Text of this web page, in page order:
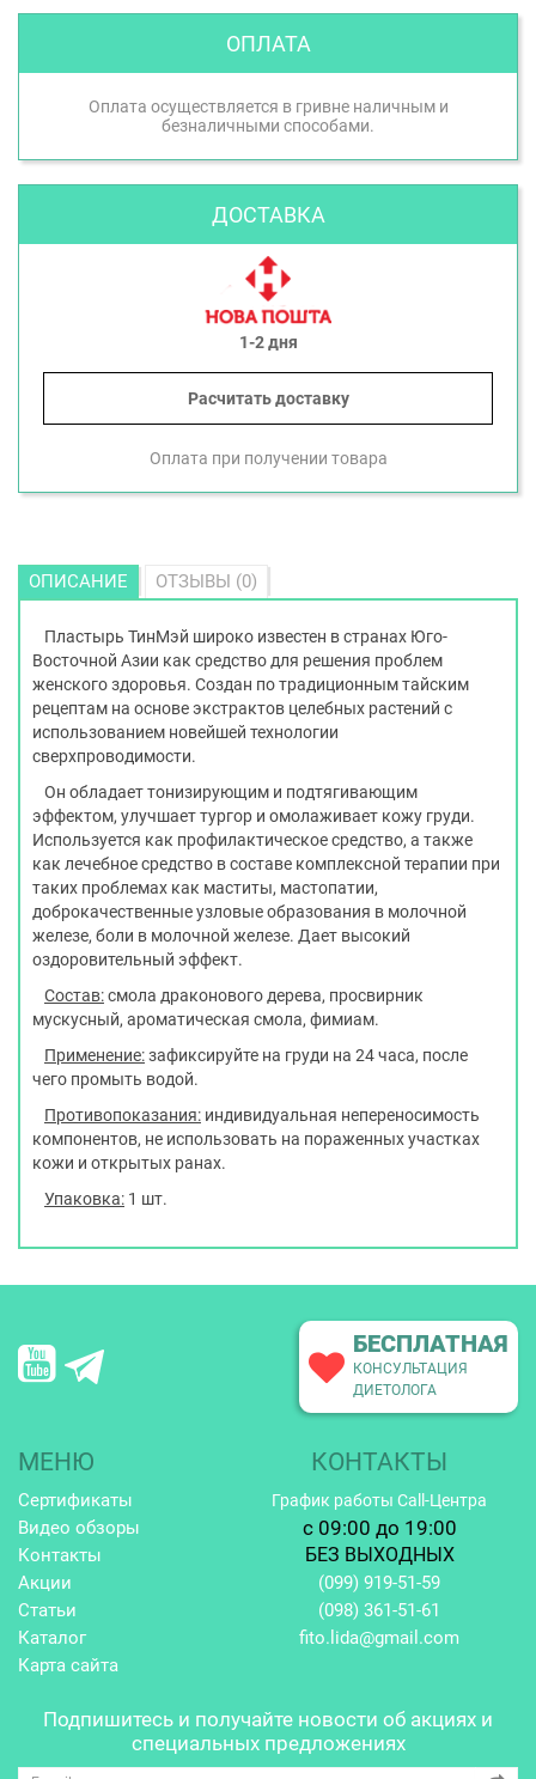
ОПЛАТА
Оплата осуществляется в гривне наличным и
безналичными способами.
ДОСТАВКА
1-2 дня
Расчитать доставку
Оплата при получении товара
ОПИСАНИЕ ОТЗЫВЫ (0)
Пластырь ТинМэй широко известен в странах Юго-
Восточной Азии как средство для решения проблем
женского здоровья. Создан по традиционным тайским
рецептам на основе экстрактов целебных растений с
использованием новейшей технологии
сверхпроводимости.
Он обладает тонизирующим и подтягивающим
эффектом, улучшает тургор и омолаживает кожу груди.
Используется как профилактическое средство, а также
как лечебное средство в составе комплексной терапии при
таких проблемах как маститы, мастопатии,
доброкачественные узловые образования в молочной
железе, боли в молочной железе. Дает высокий
оздоровительный эффект.
Состав:смола драконового дерева, просвирник
мускусный, ароматическая смола, фимиам.
Применение:зафиксируйте на груди на 24 часа, после
чего промыть водой.
Противопоказания: индивидуальная непереносимость
компонентов, не использовать на пораженных участках
кожи и открытых ранах.
Упаковка: 1 шт.
БЕСПЛАТНАЯ
КОНСУЛЬТАЦИЯ
ДИЕТОЛОГА
МЕНЮ
Сертификаты
Видео обзоры
Контакты
Акции
Статьи
Каталог
Карта сайта
КОНТАКТЫ
График работы Call-Центра
c 09:00 до 19:00
БЕЗ ВЫХОДНЫХ
(099) 919-51-59
(098) 361-51-61
fito.lida@gmail.com
Подпишитесь и получайте новости об акциях и
специальных предложениях